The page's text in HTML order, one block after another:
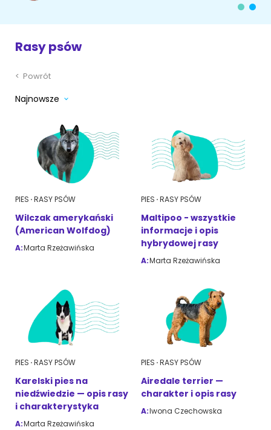
Sznaucer miniaturowy
Owczarek niemiecki
Wyszukiwarka ras psów
Przyjazne miejsca Adopcje
Kot syberyjski
Kot perski
Kot rosyjski niebieski
Rasy psów
< Powrót
Najnowsze
PIES RASY PSÓW
Wilczak amerykański
(American Wolfdog)
A:Marta Rzeżawińska
PIES RASY PSÓW
Maltipoo - wszystkie
informacje i opis
hybrydowej rasy
A:Marta Rzeżawińska
PIES RASY PSÓW
Karelski pies na
niedźwiedzie — opis rasy
i charakterystyka
A:Marta Rzeżawińska
PIES RASY PSÓW
Airedale terrier —
charakter i opis rasy
A:Iwona Czechowska